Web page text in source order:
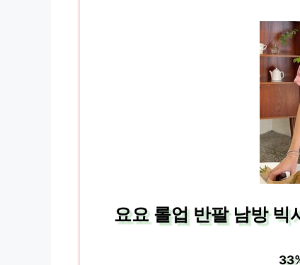
요요 롤업 반팔 남방 빅